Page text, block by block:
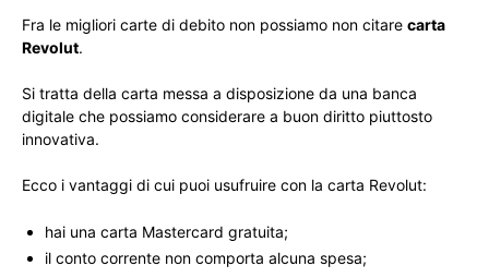
Fra le migliori carte di debito non possiamo non citare carta
Revolut.
Si tratta della carta messa a disposizione da una banca
digitale che possiamo considerare a buon diritto piuttosto
innovativa.
Ecco i vantaggi di cui puoi usufruire con la carta Revolut:
hai una carta Mastercard gratuita;
il conto corrente non comporta alcuna spesa;